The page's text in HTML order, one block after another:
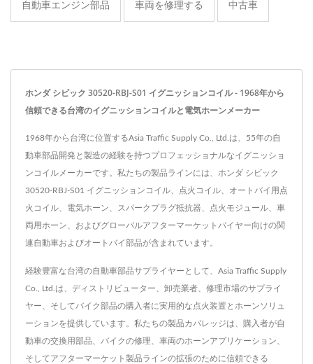
自動車エンジン部品 車両を修理する 中古車
ホンダ シビック 30520-RBJ-S01 イグニッションコイル - 1968年から
信頼できる台湾のイグニッションコイルと電気ホーンメーカー
1968年から台湾に位置するAsia Traffic Supply Co., Ltd.は、55年の自
動車部品開発と製造の経験を持つプロフェッショナルなイグニッショ
ンコイルメーカーです。私たちの製品ラインには、ホンダ シビック
30520-RBJ-S01 イグニッションコイル、点火コイル、オートバイ用点
火コイル、電気ホーン、スパークプラグ抵抗器、点火モジュール、車
両用ホーン、およびグローバルアフターマーケットバイヤー向けの関
連自動車およびオートバイ部品が含まれています。
経験豊富な台湾の自動車部品サプライヤーとして、Asia Traffic Supply
Co., Ltd.は、ディストリビューター、卸売業者、修理市場のサプライ
ヤー、そしてバイク部品の購入者に実用的な点火装置とホーンソリュ
ーションを提供しています。私たちの製品カバレッジは、購入者が自
動車の交換用部品、バイクの修理、車両のホーンアプリケーション、
そしてアフターマーケット製品ラインの拡張のために信頼できる